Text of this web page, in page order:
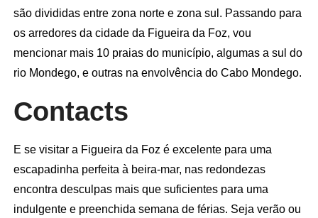
são divididas entre zona norte e zona sul. Passando para
os arredores da cidade da Figueira da Foz, vou
mencionar mais 10 praias do município, algumas a sul do
rio Mondego, e outras na envolvência do Cabo Mondego.
Contacts
E se visitar a Figueira da Foz é excelente para uma
escapadinha perfeita à beira-mar, nas redondezas
encontra desculpas mais que suficientes para uma
indulgente e preenchida semana de férias. Seja verão ou